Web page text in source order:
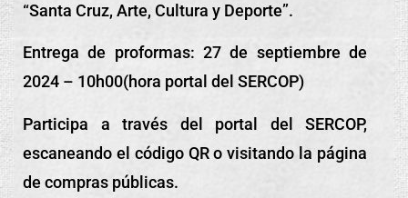
“Santa Cruz, Arte, Cultura y Deporte”.
Entrega de proformas: 27 de septiembre de
2024 – 10h00(hora portal del SERCOP)
Participa a través del portal del SERCOP,
escaneando el código QR o visitando la página
de compras públicas.